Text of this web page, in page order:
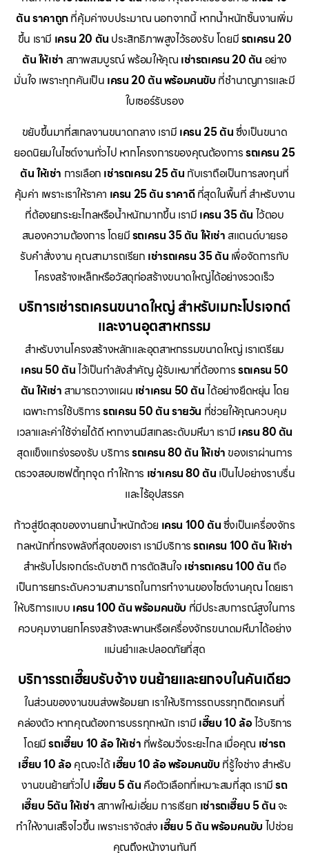
ตัน ราคาถูกที่คุ้มค่างบประมาณ นอกจากนี้ หากน้ำหนักชิ้นงานเพิ่ม
ขึ้น เรามี เครน 20 ตัน ประสิทธิภาพสูงไว้รองรับ โดยมีรถเครน 20
ตัน ให้เช่า สภาพสมบูรณ์ พร้อมให้คุณ เช่ารถเครน 20 ตัน อย่าง
มั่นใจ เพราะทุกคันเป็น เครน 20 ตัน พร้อมคนขับ ที่ชำนาญการและมี
ใบเซอร์รับรอง
ขยับขึ้นมาที่สเกลงานขนาดกลาง เรามี เครน 25 ตันซึ่งเป็นขนาด
ยอดนิยมในไซต์งานทั่วไป หากโครงการของคุณต้องการรถเครน 25
ตัน ให้เช่า การเลือก เช่ารถเครน 25 ตัน กับเราถือเป็นการลงทุนที่
คุ้มค่า เพราะเราให้ราคา เครน 25 ตัน ราคาดีที่สุดในพื้นที่ สำหรับงาน
ที่ต้องยกระยะไกลหรือน้ำหนักมากขึ้น เรามี เครน 35 ตัน ไว้ตอบ
สนองความต้องการ โดยมีรถเครน 35 ตัน ให้เช่า สแตนด์บายรอ
รับคำสั่งงาน คุณสามารถเรียก เช่ารถเครน 35 ตัน เพื่อจัดการกับ
โครงสร้างเหล็กหรือวัสดุก่อสร้างขนาดใหญ่ได้อย่างรวดเร็ว
บริการเช่ารถเครนขนาดใหญ่ สำหรับเมกะโปรเจกต์
และงานอุตสาหกรรม
สำหรับงานโครงสร้างหลักและอุตสาหกรรมขนาดใหญ่ เราเตรียม
เครน 50 ตันไว้เป็นกำลังสำคัญ ผู้รับเหมาที่ต้องการรถเครน 50
ตัน ให้เช่า สามารถวางแผน เช่าเครน 50 ตันได้อย่างยืดหยุ่น โดย
เฉพาะการใช้บริการรถเครน 50 ตัน รายวัน ที่ช่วยให้คุณควบคุม
เวลาและค่าใช้จ่ายได้ดี หากงานมีสเกลระดับมหึมา เรามี เครน 80 ตัน
สุดแข็งแกร่งรองรับ บริการรถเครน 80 ตัน ให้เช่า ของเราผ่านการ
ตรวจสอบเซฟตี้ทุกจุด ทำให้การ เช่าเครน 80 ตัน เป็นไปอย่างราบรื่น
และไร้อุปสรรค
ก้าวสู่ขีดสุดของงานยกน้ำหนักด้วย เครน 100 ตันซึ่งเป็นเครื่องจักร
กลหนักที่ทรงพลังที่สุดของเรา เรามีบริการรถเครน 100 ตัน ให้เช่า
สำหรับโปรเจกต์ระดับชาติ การตัดสินใจ เช่ารถเครน 100 ตัน ถือ
เป็นการยกระดับความสามารถในการทำงานของไซต์งานคุณ โดยเรา
ให้บริการแบบ เครน 100 ตัน พร้อมคนขับ ที่มีประสบการณ์สูงในการ
ควบคุมงานยกโครงสร้างสะพานหรือเครื่องจักรขนาดมหึมาได้อย่าง
แม่นยำและปลอดภัยที่สุด
บริการรถเฮี๊ยบรับจ้าง ขนย้ายและยกจบในคันเดียว
ในส่วนของงานขนส่งพร้อมยก เราให้บริการรถบรรทุกติดเครนที่
คล่องตัว หากคุณต้องการบรรทุกหนัก เรามี เฮี๊ยบ 10 ล้อไว้บริการ
โดยมีรถเฮี๊ยบ 10 ล้อ ให้เช่า ที่พร้อมวิ่งระยะไกล เมื่อคุณ เช่ารถ
เฮี๊ยบ 10 ล้อคุณจะได้เฮี๊ยบ 10 ล้อ พร้อมคนขับ ที่รู้ใจช่าง สำหรับ
งานขนย้ายทั่วไป เฮี๊ยบ 5 ตัน คือตัวเลือกที่เหมาะสมที่สุด เรามีรถ
เฮี๊ยบ 5ตัน ให้เช่า สภาพใหม่เอี่ยม การเรียก เช่ารถเฮี๊ยบ 5 ตันจะ
ทำให้งานเสร็จไวขึ้น เพราะเราจัดส่ง เฮี๊ยบ 5 ตัน พร้อมคนขับ ไปช่วย
คุณถึงหน้างานทันที